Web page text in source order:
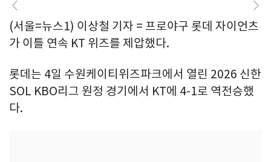
(서울=뉴스1) 이상철 기자 = 프로야구 롯데 자이언츠
가 이틀 연속 KT 위즈를 제압했다.
롯데는 4일 수원케이티위즈파크에서 열린 2026 신한
SOL KBO리그 원정 경기에서 KT에 4-1로 역전승했
다.